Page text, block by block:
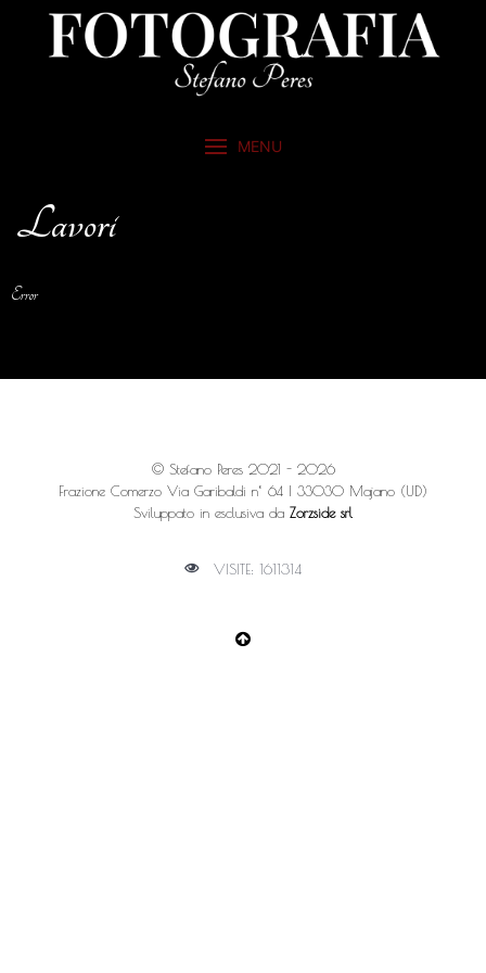
MENU
Lavori
Error
© Stefano Peres 2021 - 2026
Frazione Comerzo Via Garibaldi n° 64 | 33030 Majano (UD)
Sviluppato in esclusiva da Zorzside srl
VISITE: 1611314